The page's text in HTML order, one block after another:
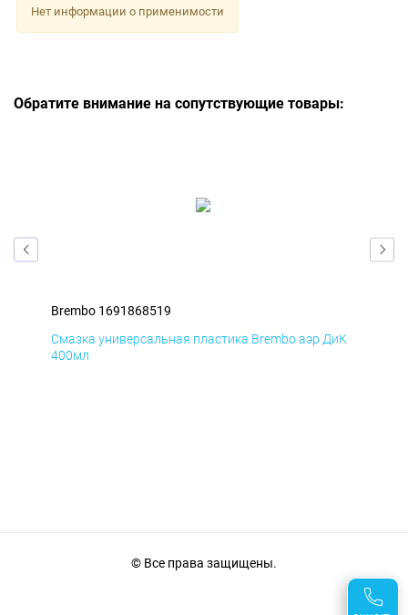
Нет информации о применимости
Обратите внимание на сопутствующие товары:
Brembo 1691868519
Смазка универсальная пластика Brembo аэр ДиК
400мл
© Все права защищены.